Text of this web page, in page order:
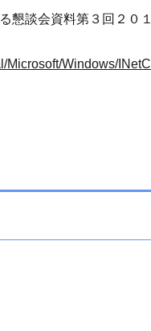
懇談会資料第３回２０
Microsoft/Windows/